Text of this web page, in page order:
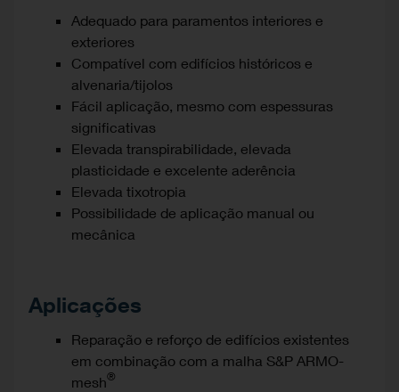
Adequado para paramentos interiores e
exteriores
Compatível com edifícios históricos e
alvenaria/tijolos
Fácil aplicação, mesmo com espessuras
significativas
Elevada transpirabilidade, elevada
plasticidade e excelente aderência
Elevada tixotropia
Possibilidade de aplicação manual ou
mecânica
Aplicações
Reparação e reforço de edifícios existentes
em combinação com a malha S&P ARMO-
mesh®